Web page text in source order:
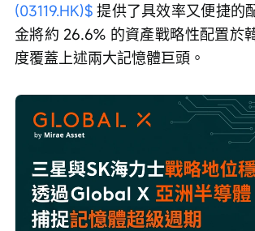
(03119.HK)$ 提供了具效率又便捷的
金將約 26.6% 的資產戰略性配置於
度覆蓋上述兩大記憶體巨頭。